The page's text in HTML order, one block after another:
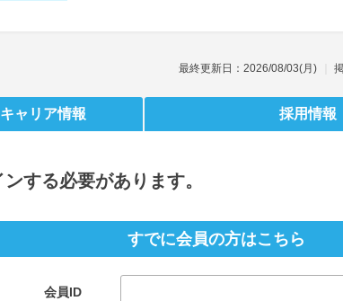
最終更新日：2026/08/03(月)
ャリア情報 採用情報
する必要があります。
すでに会員の方はこちら
会員ID